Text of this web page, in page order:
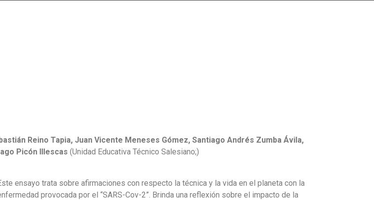
Reino Tapia, Juan Vicente Meneses Gómez, Santiago Andrés Zumba Ávila,
Picón Illescas (Unidad Educativa Técnico Salesiano;)
ensayo trata sobre afirmaciones con respecto la técnica y la vida en el planeta con la
provocada por el “SARS-Cov-2”. Brinda una reflexión sobre el impacto de la